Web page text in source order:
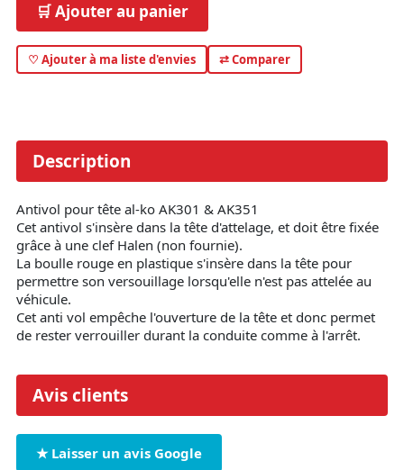
🛒 Ajouter au panier
♡ Ajouter à ma liste d'envies ⇄ Comparer
Description
Antivol pour tête al-ko AK301 & AK351
Cet antivol s'insère dans la tête d'attelage, et doit être fixée
grâce à une clef Halen (non fournie).
La boulle rouge en plastique s'insère dans la tête pour
permettre son versouillage lorsqu'elle n'est pas attelée au
véhicule.
Cet anti vol empêche l'ouverture de la tête et donc permet
de rester verrouiller durant la conduite comme à l'arrêt.
Avis clients
★ Laisser un avis Google